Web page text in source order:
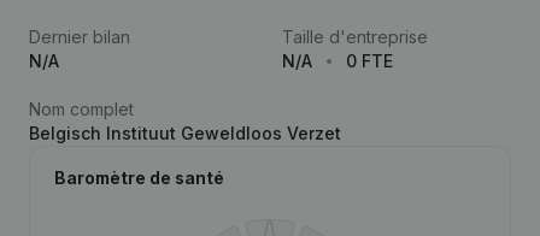
Dernier bilan
N/A
Taille d'entreprise
N/A
0 FTE
Nom complet
Belgisch Instituut Geweldloos Verzet
Baromètre de santé